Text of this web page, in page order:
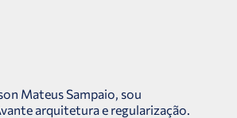
Mateus Sampaio, sou
arquitetura e regularização.